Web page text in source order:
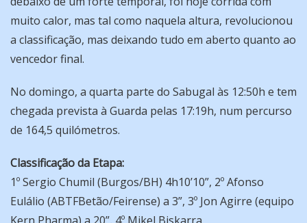
muito calor, mas tal como naquela altura, revolucionou
a classificação, mas deixando tudo em aberto quanto ao
vencedor final.
No domingo, a quarta parte do Sabugal às 12:50h e tem
chegada prevista à Guarda pelas 17:19h, num percurso
de 164,5 quilómetros.
Classificação da Etapa:
1º Sergio Chumil (Burgos/BH) 4h10’10”, 2º Afonso
Eulálio (ABTFBetão/Feirense) a 3”, 3º Jon Agirre (equipo
Kern Pharma) a 20”, 4º Mikel Biskarra